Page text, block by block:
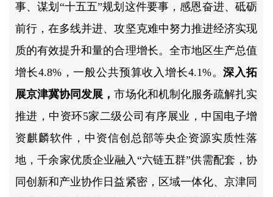
事、谋划“十五五”规划这件要事，感恩奋进、砥砺
前行，在多线并进、攻坚克难中努力推进经济实现
质的有效提升和量的合理增长。全市地区生产总值
增长4.8%，一般公共预算收入增长4.1%。深入拓
展京津冀协同发展，市场化和机制化服务疏解扎实
推进，中资环5家二级公司有序展业，中国电子增
资麒麟软件，中资信创总部等央企资源实质性落
地，千余家优质企业融入“六链五群”供需配套，协
同创新和产业协作日益紧密，区域一体化、京津同